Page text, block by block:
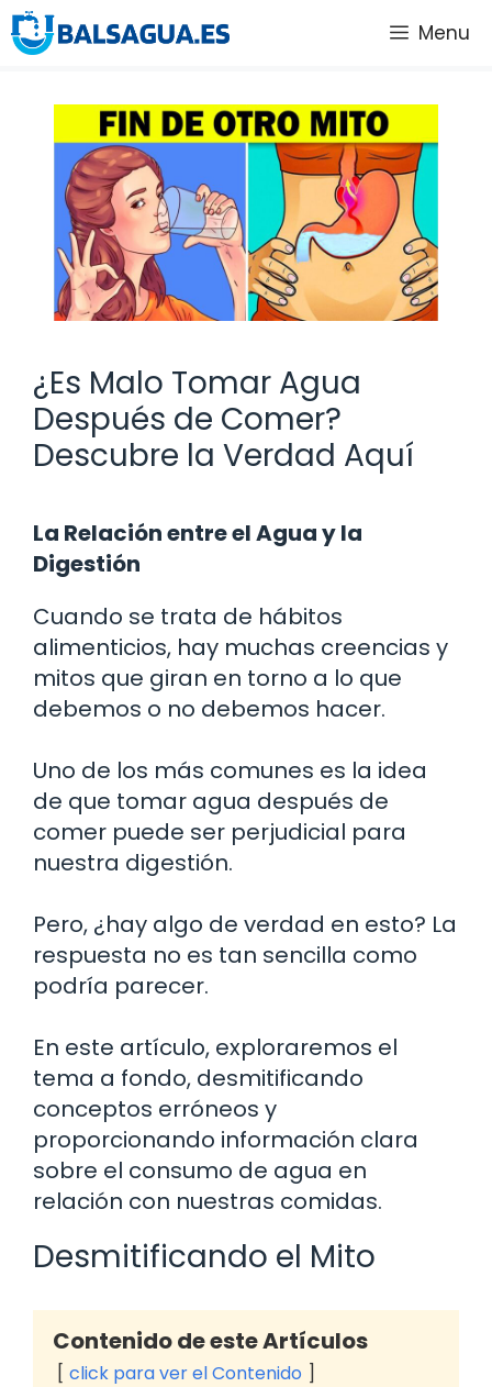
Saltar
al
Menu
¿Es Malo Tomar Agua
Después de Comer?
Descubre la Verdad Aquí
La Relación entre el Agua y la
Digestión
Cuando se trata de hábitos
alimenticios, hay muchas creencias y
mitos que giran en torno a lo que
debemos o no debemos hacer.
Uno de los más comunes es la idea
de que tomar agua después de
comer puede ser perjudicial para
nuestra digestión.
Pero, ¿hay algo de verdad en esto? La
respuesta no es tan sencilla como
podría parecer.
En este artículo, exploraremos el
tema a fondo, desmitificando
conceptos erróneos y
proporcionando información clara
sobre el consumo de agua en
relación con nuestras comidas.
Desmitificando el Mito
Contenido de este Artículos
click para ver el Contenido